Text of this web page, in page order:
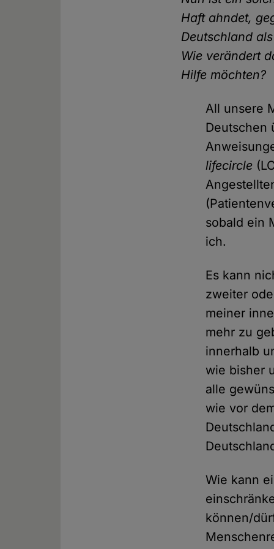
Haft ahndet,
Deutschland
Wie verändert
Hilfe möchten?
All unsere
Deutschen
lifecircle
sobald ein
ich.
Es kann
zweiter
meiner
mehr zu
innerhalb
wie bisher
alle
wie vor
Wie kann
können/